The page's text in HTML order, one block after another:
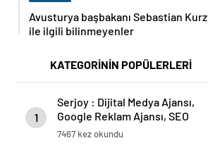
Avusturya başbakanı Sebastian Kurz
ile ilgili bilinmeyenler
KATEGORİNİN POPÜLERLERİ
1
Serjoy : Dijital Medya Ajansı,
Google Reklam Ajansı, SEO
Ajansı ve Web Tasarım Ajansı
7467 kez okundu